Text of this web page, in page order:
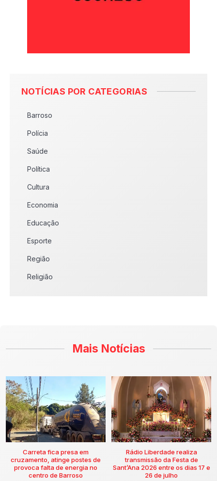
NOTÍCIAS POR CATEGORIAS
Barroso
Polícia
Saúde
Política
Cultura
Economia
Educação
Esporte
Região
Religião
Mais Notícias
Carreta fica presa em
cruzamento, atinge postes de
provoca falta de energia no
centro de Barroso
Rádio Liberdade realiza
transmissão da Festa de
Sant’Ana 2026 entre os dias 17 e
26 de julho